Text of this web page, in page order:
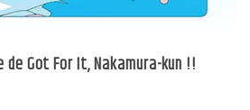
Got For It, Nakamura-kun !!